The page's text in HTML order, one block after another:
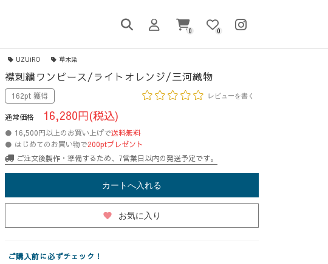
0 0
UZUiRO 草木染
襟刺繍ワンピース/ライトオレンジ/三河織物
162pt 獲得 レビューを書く
通常価格 16,280円(税込)
● 16,500円以上のお買い上げで送料無料
● はじめてのお買い物で200ptプレゼント
ご注文後製作・準備するため、7営業日以内の発送予定です。
カートへ入れる
favorite お気に入り
ご購入前に必ずチェック！